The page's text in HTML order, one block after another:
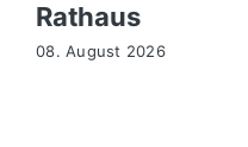
Rathaus
08. August 2026